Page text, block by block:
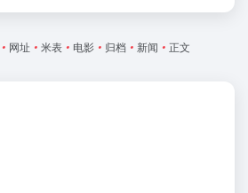
• 网址 • 米表 • 电影 • 归档 • 新闻 • 正文